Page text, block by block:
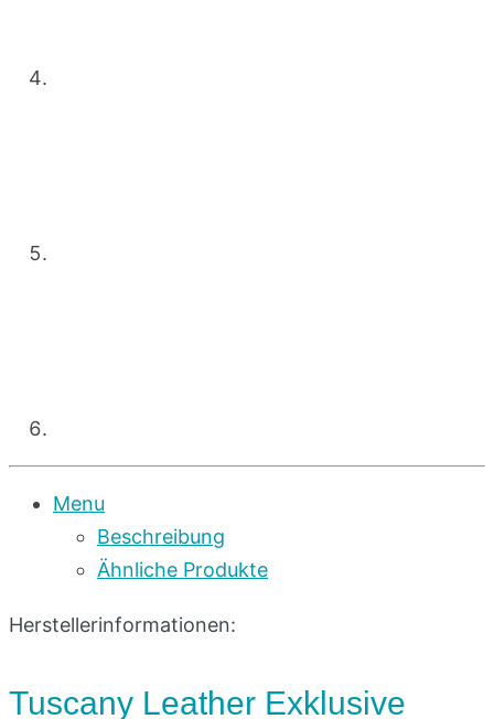
Menu
Beschreibung
Ähnliche Produkte
Herstellerinformationen:
Tuscany Leather Exklusive